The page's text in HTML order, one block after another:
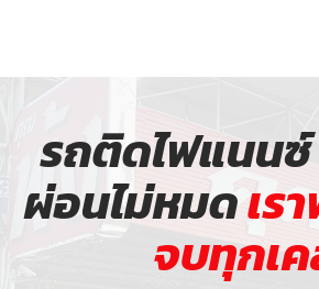
รถติดไฟแนน
ผ่อนไม่หมดเร
จบทุกเ